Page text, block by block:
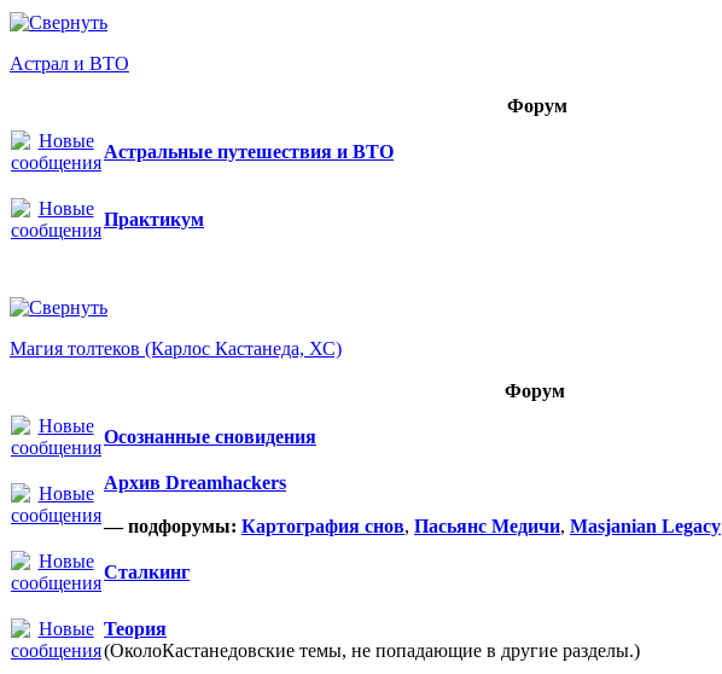
Астрал и ВТО
Форум
Астральные путешествия и ВТО
Практикум
Магия толтеков (Карлос Кастанеда, ХС)
Форум
Осознанные сновидения
Архив Dreamhackers
— подфорумы: Картография снов, Пасьянс Медичи, Masjanian Legacy
Сталкинг
Теория
(ОколоКастанедовские темы, не попадающие в другие разделы.)